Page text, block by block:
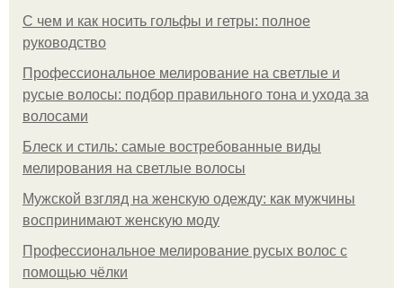
С чем и как носить гольфы и гетры: полное
руководство
Профессиональное мелирование на светлые и
русые волосы: подбор правильного тона и ухода за
волосами
Блеск и стиль: самые востребованные виды
мелирования на светлые волосы
Мужской взгляд на женскую одежду: как мужчины
воспринимают женскую моду
Профессиональное мелирование русых волос с
помощью чёлки